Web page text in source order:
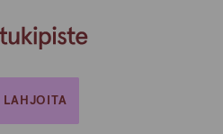
LAHJOITA